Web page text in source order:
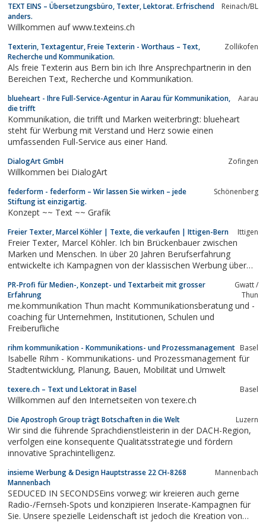
TEXT EINS – Übersetzungsbüro, Texter, Lektorat. Erfrischend
anders.
Reinach/BL
Willkommen auf www.texteins.ch
Texterin, Textagentur, Freie Texterin - Worthaus – Text,
Recherche und Kommunikation.
Zollikofen
Als freie Texterin aus Bern bin ich Ihre Ansprechpartnerin in den
Bereichen Text, Recherche und Kommunikation.
blueheart - Ihre Full-Service-Agentur in Aarau für Kommunikation,
die trifft
Aarau
Kommunikation, die trifft und Marken weiterbringt: blueheart
steht für Werbung mit Verstand und Herz sowie einen
umfassenden Full-Service aus einer Hand.
DialogArt GmbH Zofingen
Willkommen bei DialogArt
federform - federform – Wir lassen Sie wirken – jede
Stiftung ist einzigartig.
Schönenberg
Konzept ~~ Text ~~ Grafik
Freier Texter, Marcel Köhler | Texte, die verkaufen | Ittigen-Bern Ittigen
Freier Texter, Marcel Köhler. Ich bin Brückenbauer zwischen
Marken und Menschen. In über 20 Jahren Berufserfahrung
entwickelte ich Kampagnen von der klassischen Werbung über
Online. Für Marken wie Heineken, Hertz und die Mobiliar.
PR-Profi für Medien-, Konzept- und Textarbeit mit grosser
Erfahrung
Gwatt /
Thun
me.kommunikation Thun macht Kommunikationsberatung und -
coaching für Unternehmen, Institutionen, Schulen und
Freiberufliche
rihm kommunikation - Kommunikations- und Prozessmanagement Basel
Isabelle Rihm - Kommunikations- und Prozessmanagement für
Stadtentwicklung, Planung, Bauen, Mobilität und Umwelt
texere.ch – Text und Lektorat in Basel Basel
Willkommen auf den Internetseiten von texere.ch
Die Apostroph Group trägt Botschaften in die Welt Luzern
Wir sind die führende Sprachdienstleisterin in der DACH-Region,
verfolgen eine konsequente Qualitätsstrategie und fördern
innovative Sprachintelligenz.
insieme Werbung & Design Hauptstrasse 22 CH-8268
Mannenbach
Mannenbach
SEDUCED IN SECONDSEins vorweg: wir kreieren auch gerne
Radio-/Fernseh-Spots und konzipieren Inserate-Kampagnen für
Sie. Unsere spezielle Leidenschaft ist jedoch die Kreation von